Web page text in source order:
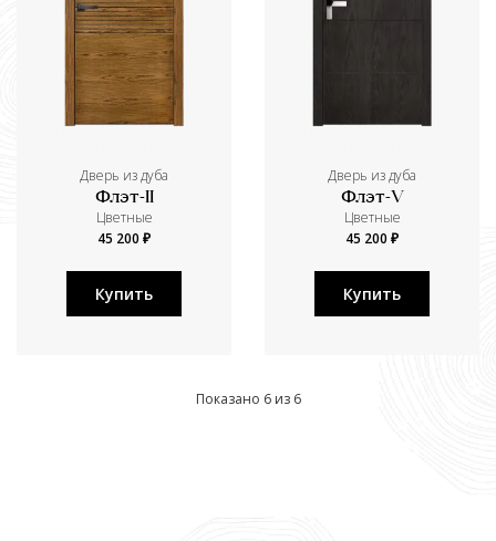
Дверь из дуба
Флэт-II
Цветные
45 200 ₽
Купить
Дверь из дуба
Флэт-V
Цветные
45 200 ₽
Купить
Показано 6 из 6